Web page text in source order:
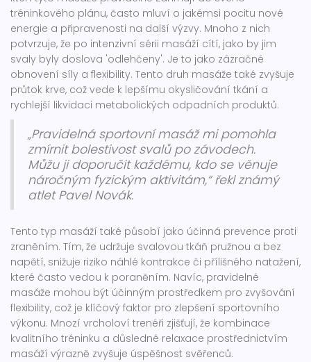
tréninkového plánu, často mluví o jakémsi pocitu nové
energie a připravenosti na další výzvy. Mnoho z nich
potvrzuje, že po intenzivní sérii masáží cítí, jako by jim
svaly byly doslova 'odlehčeny'. Je to jako zázračné
obnovení síly a flexibility. Tento druh masáže také zvyšuje
průtok krve, což vede k lepšímu okysličování tkání a
rychlejší likvidaci metabolických odpadních produktů.
„Pravidelná sportovní masáž mi pomohla
zmírnit bolestivost svalů po závodech.
Můžu ji doporučit každému, kdo se věnuje
náročným fyzickým aktivitám,“ řekl známý
atlet Pavel Novák.
Tento typ masáží také působí jako účinná prevence proti
zraněním. Tím, že udržuje svalovou tkáň pružnou a bez
napětí, snižuje riziko náhlé kontrakce či přílišného natažení,
které často vedou k poraněním. Navíc, pravidelné
masáže mohou být účinným prostředkem pro zvyšování
flexibility, což je klíčový faktor pro zlepšení sportovního
výkonu. Mnozí vrcholoví trenéři zjišťují, že kombinace
kvalitního tréninku a důsledné relaxace prostřednictvím
masáží výrazně zvyšuje úspěšnost svěřenců.